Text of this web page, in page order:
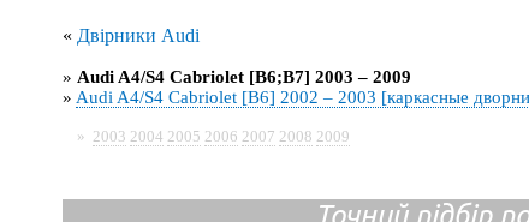
« Двірники Audi
» Audi A4/S4 Cabriolet [B6;B7] 2003 – 2009
» Audi A4/S4 Cabriolet [B6] 2002 – 2003 [каркасные
» 2003 2004 2005 2006 2007 2008 2009
Точний підбір